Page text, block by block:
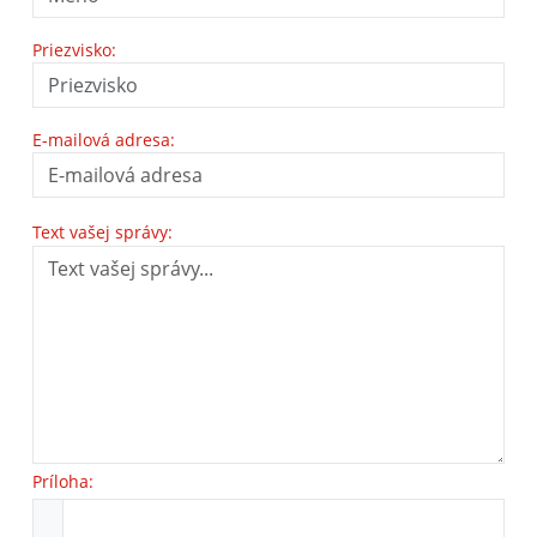
Priezvisko:
E-mailová adresa:
Text vašej správy:
Príloha: